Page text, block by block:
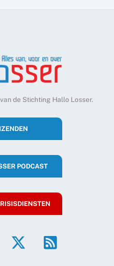
de Stichting Hallo Losser.
PODCAST